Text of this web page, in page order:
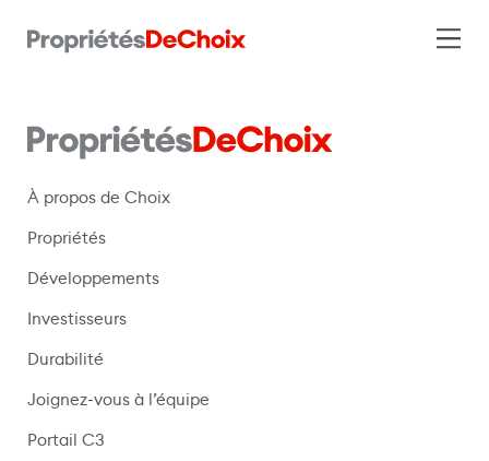
À propos de Choix
Propriétés
Développements
Investisseurs
Durabilité
Joignez-vous à l’équipe
Portail C3